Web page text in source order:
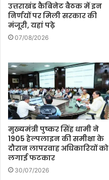
उत्तराखंड कैबिनेट बैठक में इन
निर्णयों पर मिली सरकार की
मंजूरी, यहां पढ़े
07/08/2026
मुख्यमंत्री पुष्कर सिंह धामी ने
1905 हेल्पलाइन की समीक्षा के
दौरान लापरवाह अधिकारियों को
लगाई फटकार
30/07/2026